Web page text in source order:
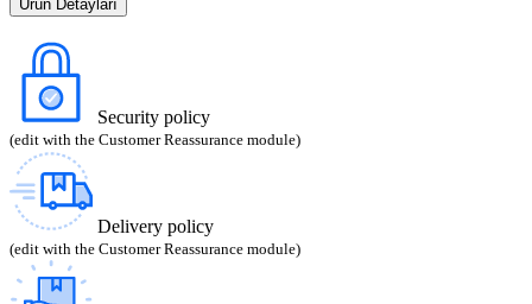
Ürün Detayları
Security policy
(edit with the Customer Reassurance module)
Delivery policy
(edit with the Customer Reassurance module)